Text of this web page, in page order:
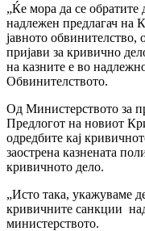
„Ќе мора да се
надлежен предлагач на
јавното обвинителство,
пријави за кривично
на казните е во
Обвинителството.
Од Министерството за
Предлогот на новиот
одредбите кај
заострена казнената
кривичното дело.
„Исто така, укажуваме
кривичните санкции
министерството.